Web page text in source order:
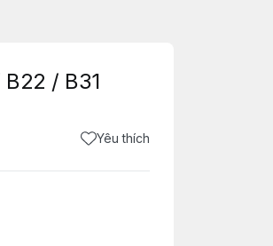
/ B31
Yêu thích